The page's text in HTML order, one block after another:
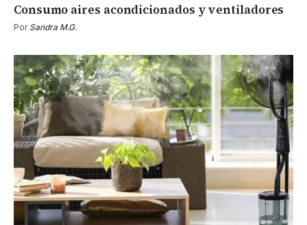
Consumo aires acondicionados y ventiladores
Por Sandra M.G.